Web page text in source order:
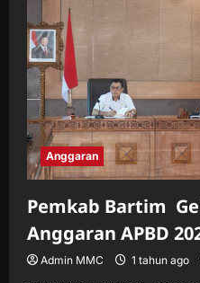
Anggaran
Pemkab Bartim
Anggaran APBD
Admin MMC 1 tahun ago